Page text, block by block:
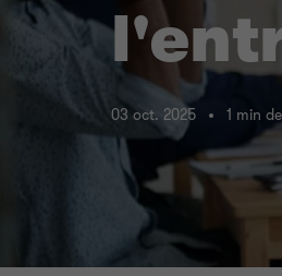
03 oct. 2025 1 min